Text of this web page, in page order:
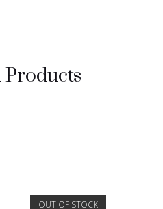
Products
OUT OF STOCK